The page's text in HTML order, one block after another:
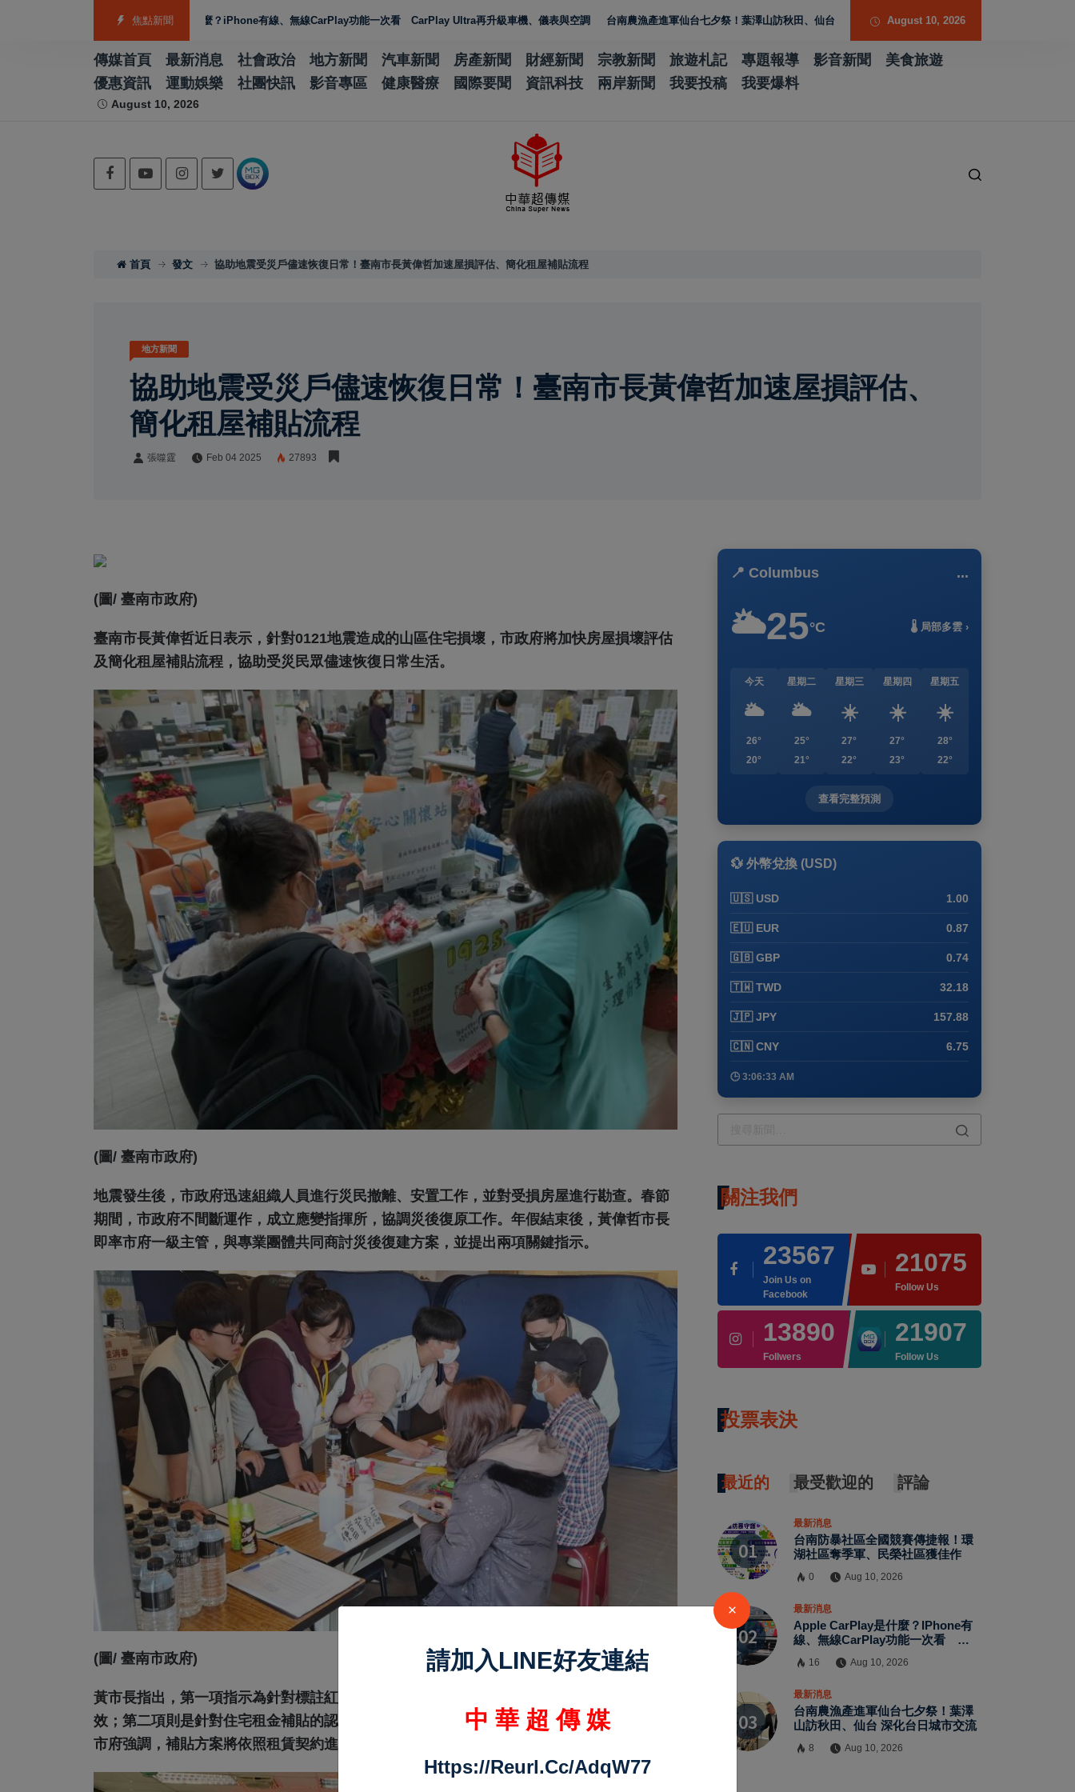
焦點新聞
Apple CarPlay是什麼？iPhone有線、無線CarPlay功能一次看 CarPlay Ultra再升級車機、儀表與空調 台南農漁產進軍仙台七夕祭！葉澤山訪秋田、仙台 深化台日城市交流 《阿拉伯時光》登台南市圖登場 黃偉哲打
August 10, 2026
傳媒首頁 最新消息 社會政治 地方新聞 汽車新聞 房產新聞 財經新聞 宗教新聞 旅遊札記 專題報導 影音新聞
美食旅遊
優惠資訊
運動娛樂 社團快訊 影音專區 健康醫療 國際要聞 資訊科技 兩岸新聞 我要投稿 我要爆料
August 10, 2026
首頁 發文 協助地震受災戶儘速恢復日常！臺南市長黃偉哲加速屋損評估、簡化租屋補貼流程
地方新聞
協助地震受災戶儘速恢復日常！臺南市長黃偉哲加速屋損評估、
簡化租屋補貼流程
張噬霆 Feb 04 2025 27893
(圖/ 臺南市政府)
臺南市長黃偉哲近日表示，針對0121地震造成的山區住宅損壞，市政府將加快房屋損壞評估
及簡化租屋補貼流程，協助受災民眾儘速恢復日常生活。
(圖/ 臺南市政府)
地震發生後，市政府迅速組織人員進行災民撤離、安置工作，並對受損房屋進行勘查。春節
期間，市政府不間斷運作，成立應變指揮所，協調災後復原工作。年假結束後，黃偉哲市長
即率市府一級主管，與專業團體共同商討災後復建方案，並提出兩項關鍵指示。
(圖/ 臺南市政府)
黃市長指出，第一項指示為針對標註紅黃單的危險建築物進行快速損壞評估，爭取復建時
效；第二項則是針對住宅租金補貼的認定方式進行簡化，確保受災民眾能夠迅速獲得協助。
市府強調，補貼方案將依照租賃契約進行認定，簡化申請程序，以便民為主。
📍 Columbus ...
🌥️25°C 🌡️ 局部多雲 ›
今天
🌥️
26°
20°
星期二
🌥️
25°
21°
星期三
☀️
27°
22°
星期四
☀️
27°
23°
星期五
☀️
28°
22°
查看完整預測
💱 外幣兌換 (USD)
🇺🇸 USD 1.00
🇪🇺 EUR 0.87
🇬🇧 GBP 0.74
🇹🇼 TWD 32.18
🇯🇵 JPY 157.88
🇨🇳 CNY 6.75
🕒 3:06:33 AM
關注我們
23567
Join Us on
Facebook
21075
Follow Us
13890
Follwers
21907
Follow Us
投票表決
最近的 最受歡迎的 評論
最新消息
台南防暴社區全國競賽傳捷報！環
湖社區奪季軍、民榮社區獲佳作
0 Aug 10, 2026
最新消息
Apple CarPlay是什麼？iPhone有
線、無線CarPlay功能一次看
空調
16 Aug 10, 2026
最新消息
台南農漁產進軍仙台七夕祭！葉澤
山訪秋田、仙台 深化台日城市交流
8 Aug 10, 2026
×
請加入LINE好友連結
中 華 超 傳 媒
Https://reurl.cc/adqW77